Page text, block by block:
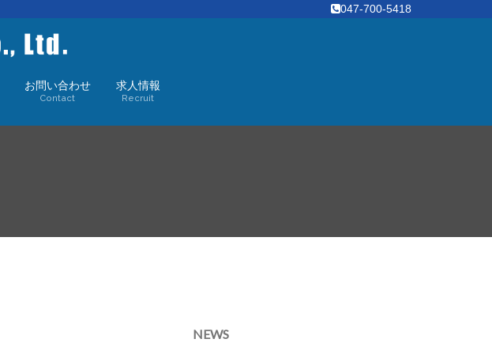
047-700-5418
お問い合わせ
Contact
求人情報
Recruit
NEWS